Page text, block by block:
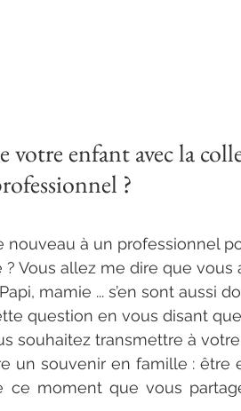
votre enfant avec la
?
nouveau à un professionnel
Vous allez me dire que
mamie ... s’en sont aussi
question en vous disant
souhaitez transmettre à
un souvenir en famille : être
ce moment que vous